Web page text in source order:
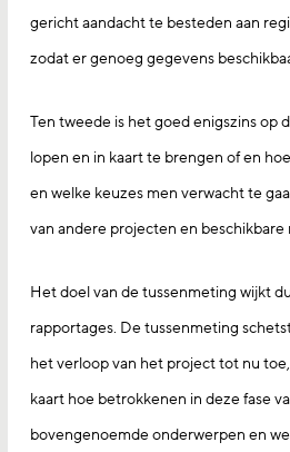
gericht aandacht te besteden aan
zodat er genoeg gegevens
Ten tweede is het goed enigszins op
lopen en in kaart te brengen of en
en welke keuzes men verwacht te
van andere projecten en beschikbare
Het doel van de tussenmeting wijkt
rapportages. De tussenmeting
het verloop van het project tot nu
kaart hoe betrokkenen in deze fase
bovengenoemde onderwerpen en